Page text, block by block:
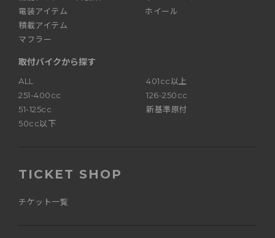
電装アイテム
積載アイテム
マフラー
ホイール
取付バイクから探す
ALL
401cc以上
251-400cc
126-250cc
51-125cc
新基準原付
50cc以下
TICKET SHOP
チケット一覧